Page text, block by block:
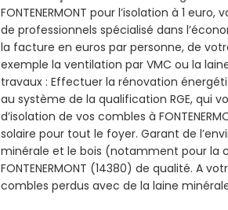
FONTENERMONT pour l’isolation à 1
de professionnels spécialisé dans
la facture en euros par personne, de
exemple la ventilation par VMC ou la
travaux : Effectuer la rénovation
au système de la qualification RGE, qui
d’isolation de vos combles à
solaire pour tout le foyer. Garant de
minérale et le bois (notamment pour la
FONTENERMONT (14380) de qualité. A
combles perdus avec de la laine